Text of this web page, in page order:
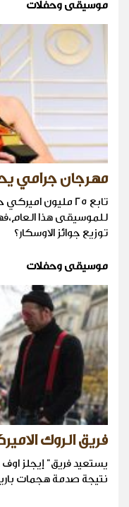
موسيقى وحفلات
مهرجان جرامي
تابع 25 مليون
للموسيقى هذا
توزيع جوائز الاوسكار؟
موسيقى وحفلات
فريق الروك
يستعيد فريق" إيجلز
نتيجة صدمة هجمات